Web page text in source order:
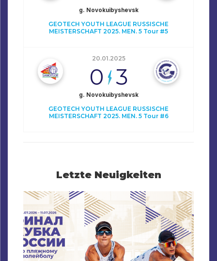
g. Novokuibyshevsk
GEOTECH YOUTH LEAGUE RUSSISCHE
MEISTERSCHAFT 2025. MEN. 5 Tour #5
20.01.2025
0 3
g. Novokuibyshevsk
GEOTECH YOUTH LEAGUE RUSSISCHE
MEISTERSCHAFT 2025. MEN. 5 Tour #6
Letzte Neuigkeiten